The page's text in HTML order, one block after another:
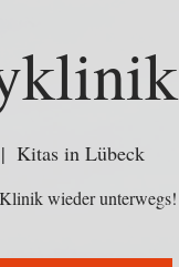
Kitas in Lübeck
wieder unterwegs!